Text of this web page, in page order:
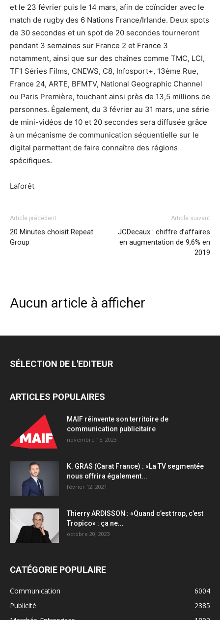
et le 23 février puis le 14 mars, afin de coïncider avec le
match de rugby des 6 Nations France/Irlande. Deux spots
de 30 secondes et un spot de 20 secondes tourneront
pendant 3 semaines sur France 2 et France 3
notamment, ainsi que sur des chaînes comme TMC, LCI,
TF1 Séries Films, CNEWS, C8, Infosport+, 13ème Rue,
France 24, ARTE, BFMTV, National Geographic Channel
ou Paris Première, touchant ainsi près de 13,5 millions de
personnes. Également, du 3 février au 31 mars, une série
de mini-vidéos de 10 et 20 secondes sera diffusée grâce
à un mécanisme de communication séquentielle sur le
digital permettant de faire connaître des régions
spécifiques.
Laforêt
Article précédent
20 Minutes choisit Repeat
Group
Article suivant
JCDecaux : chiffre d’affaires
en augmentation de 9,6% en
2019
Aucun article à afficher
SÉLECTION DE L'EDITEUR
ARTICLES POPULAIRES
MAIF réinvente son territoire de
communication publicitaire
novembre 15, 2023
K. GRAS (Carat France) : «La TV segmentée
nous offrira également...
février 12, 2021
Thierry ARDISSON : «Quand c’est trop, c’est
Tropico» : ça ne...
octobre 20, 2023
CATÉGORIE POPULAIRE
Communication
6004
Publicité
2385